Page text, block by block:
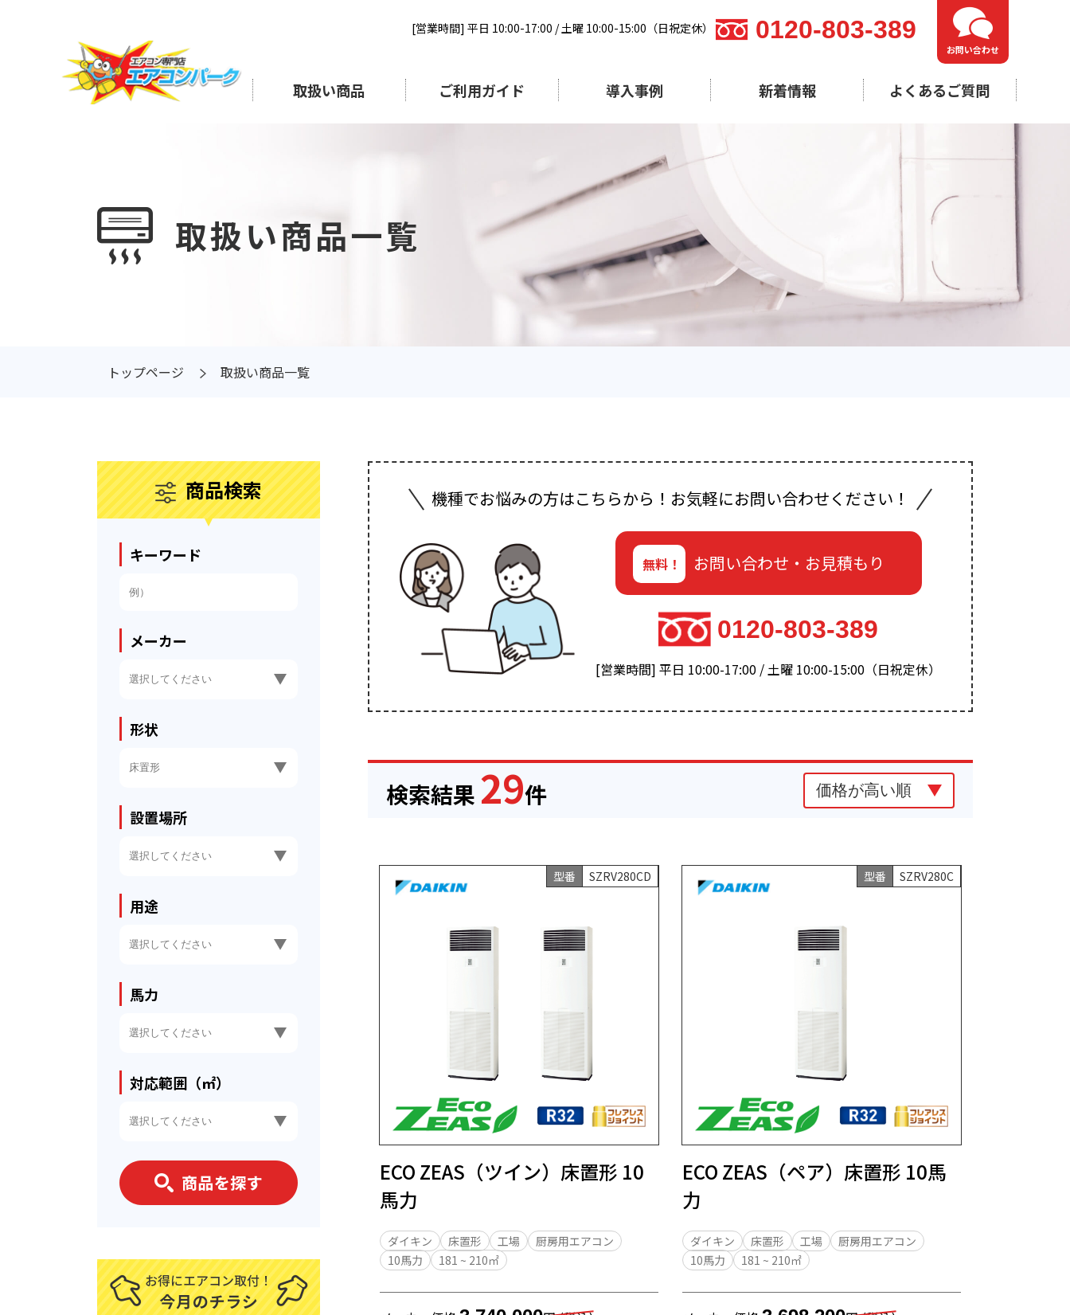
[営業時間] 平日 10:00-17:00 / 土曜 10:00-15:00（日祝定休） 0120-803-389
お問い合わせ
取扱い商品 ご利用ガイド 導入事例 新着情報 よくあるご質問
取扱い商品一覧
トップページ 取扱い商品一覧
商品検索
キーワード
メーカー
形状
設置場所
用途
馬力
対応範囲（㎡）
機種でお悩みの方はこちらから！お気軽にお問い合わせください！
無料！ お問い合わせ・お見積もり
0120-803-389
[営業時間] 平日 10:00-17:00 / 土曜 10:00-15:00（日祝定休）
検索結果 29件
型番 SZRV280CD
ECO ZEAS（ツイン）床置形 10
馬力
ダイキン 床置形 工場
厨房用エアコン
10馬力
181 ~ 210㎡
型番 SZRV280C
ECO ZEAS（ペア）床置形 10馬
力
ダイキン 床置形 工場
厨房用エアコン
10馬力
181 ~ 210㎡